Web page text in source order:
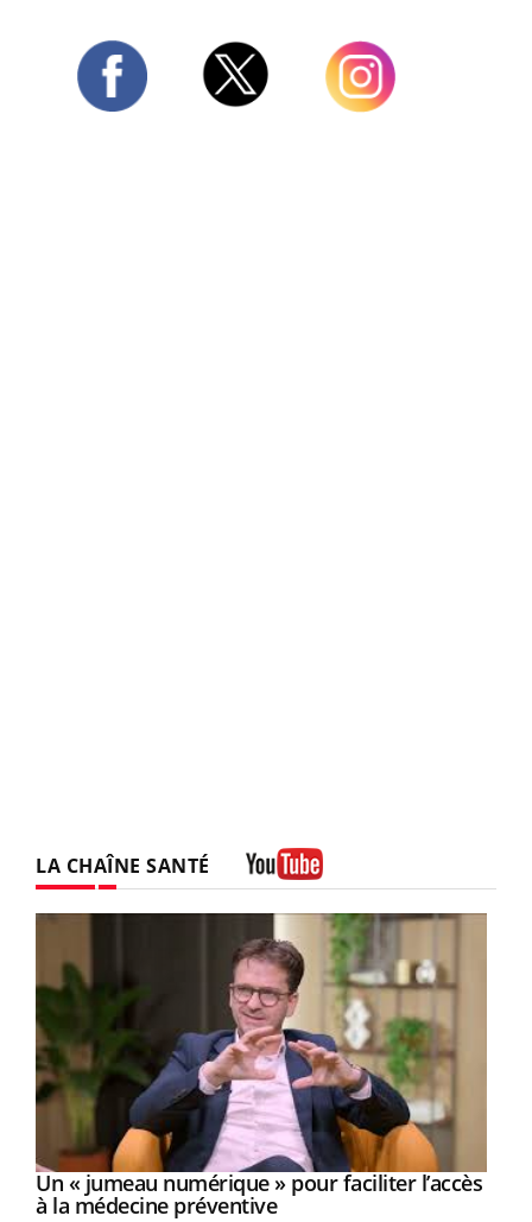
LA CHAÎNE SANTÉ
Youtube
Un « jumeau numérique » pour faciliter l’accès
à la médecine préventiveYoutube